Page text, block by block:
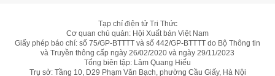
Tạp chí điện tử Tri Thức
Cơ quan chủ quản: Hội Xuất bản Việt Nam
Giấy phép báo chí: số 75/GP-BTTTT và số 442/GP-BTTTT do Bộ Thông tin
và Truyền thông cấp ngày 26/02/2020 và ngày 29/11/2023
Tổng biên tập: Lâm Quang Hiếu
Trụ sở: Tầng 10, D29 Phạm Văn Bạch, phường Cầu Giấy, Hà Nội